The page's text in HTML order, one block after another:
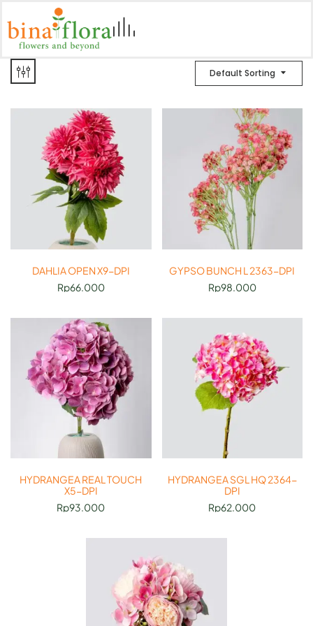
Default Sorting
DAHLIA OPEN X9-DPI
Rp66.000
GYPSO BUNCH L 2363-DPI
Rp98.000
HYDRANGEA REAL TOUCH
X5-DPI
Rp93.000
HYDRANGEA SGL HQ 2364-
DPI
Rp62.000